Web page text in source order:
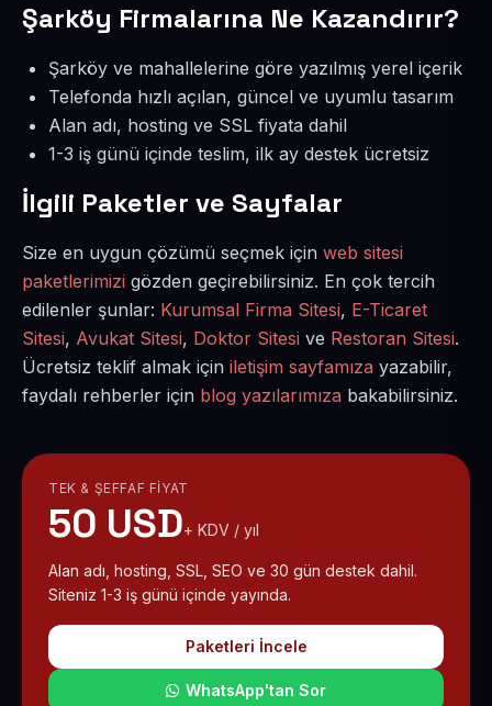
Şarköy Firmalarına Ne Kazandırır?
Şarköy ve mahallelerine göre yazılmış yerel içerik
Telefonda hızlı açılan, güncel ve uyumlu tasarım
Alan adı, hosting ve SSL fiyata dahil
1-3 iş günü içinde teslim, ilk ay destek ücretsiz
İlgili Paketler ve Sayfalar
Size en uygun çözümü seçmek için web sitesi
paketlerimizi gözden geçirebilirsiniz. En çok tercih
edilenler şunlar: Kurumsal Firma Sitesi, E-Ticaret
Sitesi, Avukat Sitesi, Doktor Sitesi ve Restoran Sitesi.
Ücretsiz teklif almak için iletişim sayfamıza yazabilir,
faydalı rehberler için blog yazılarımıza bakabilirsiniz.
TEK & ŞEFFAF FIYAT
50 USD+ KDV / yıl
Alan adı, hosting, SSL, SEO ve 30 gün destek dahil.
Siteniz 1-3 iş günü içinde yayında.
Paketleri İncele
WhatsApp'tan Sor